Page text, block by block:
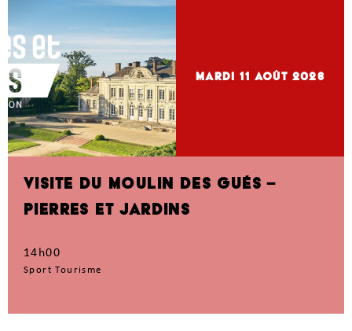
mardi 11 Août 2026
VISITE DU MOULIN DES GUÉS –
PIERRES ET JARDINS
14h00
Sport Tourisme